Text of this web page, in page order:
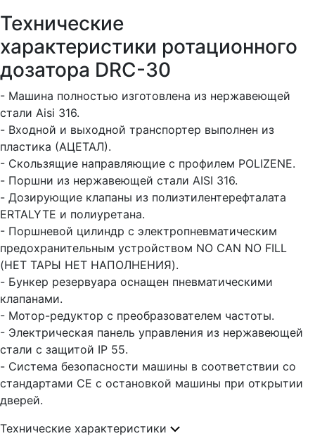
Технические
характеристики ротационного
дозатора DRC-30
- Машина полностью изготовлена из нержавеющей
стали Aisi 316.
- Входной и выходной транспортер выполнен из
пластика (АЦЕТАЛ).
- Скользящие направляющие с профилем POLIZENE.
- Поршни из нержавеющей стали AISI 316.
- Дозирующие клапаны из полиэтилентерефталата
ERTALYTE и полиуретана.
- Поршневой цилиндр с электропневматическим
предохранительным устройством NO CAN NO FILL
(НЕТ ТАРЫ НЕТ НАПОЛНЕНИЯ).
- Бункер резервуара оснащен пневматическими
клапанами.
- Мотор-редуктор с преобразователем частоты.
- Электрическая панель управления из нержавеющей
стали с защитой IP 55.
- Система безопасности машины в соответствии со
стандартами CE с остановкой машины при открытии
дверей.
Технические характеристики